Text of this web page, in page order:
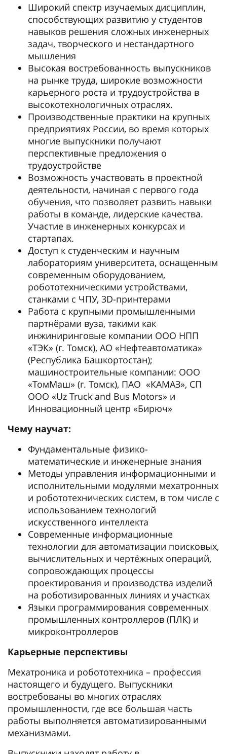
Широкий спектр изучаемых дисциплин,
способствующих развитию у студентов
навыков решения сложных инженерных
задач, творческого и нестандартного
мышления
Высокая востребованность выпускников
на рынке труда, широкие возможности
карьерного роста и трудоустройства в
высокотехнологичных отраслях.
Производственные практики на крупных
предприятиях России, во время которых
многие выпускники получают
перспективные предложения о
трудоустройстве
Возможность участвовать в проектной
деятельности, начиная с первого года
обучения, что позволяет развить навыки
работы в команде, лидерские качества.
Участие в инженерных конкурсах и
стартапах.
Доступ к студенческим и научным
лабораториям университета, оснащенным
современным оборудованием,
робототехническими устройствами,
станками с ЧПУ, 3D-принтерами
Работа с крупными промышленными
партнёрами вуза, такими как
инжиниринговые компании ООО НПП
«ТЭК» (г. Томск), АО «Нефтеавтоматика»
(Республика Башкортостан);
машиностроительные компании: ООО
«ТомМаш» (г. Томск), ПАО «КАМАЗ», СП
ООО «Uz Truck and Bus Motors» и
Инновационный центр «Бирюч»
Чему научат:
Фундаментальные физико-
математические и инженерные знания
Методы управления информационными и
исполнительными модулями мехатронных
и робототехнических систем, в том числе с
использованием технологий
искусственного интеллекта
Современные информационные
технологии для автоматизации поисковых,
вычислительных и чертёжных операций,
сопровождающих процессы
проектирования и производства изделий
на роботизированных линиях и участках
Языки программирования современных
промышленных контроллеров (ПЛК) и
микроконтроллеров
Карьерные перспективы
Мехатроника и робототехника – профессия
настоящего и будущего. Выпускники
востребованы во многих отраслях
промышленности, где все большая часть
работы выполняется автоматизированными
механизмами.